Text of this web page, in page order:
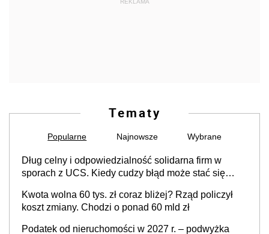
REKLAMA
Tematy
Popularne Najnowsze Wybrane
Dług celny i odpowiedzialność solidarna firm w
sporach z UCS. Kiedy cudzy błąd może stać się
Kwota wolna 60 tys. zł coraz bliżej? Rząd policzył
koszt zmiany. Chodzi o ponad 60 mld zł
Podatek od nieruchomości w 2027 r. – podwyżka